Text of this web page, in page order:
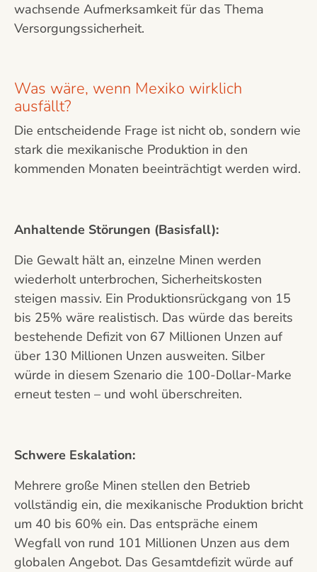
wachsende Aufmerksamkeit für das Thema
Versorgungssicherheit.
Was wäre, wenn Mexiko wirklich
ausfällt?
Die entscheidende Frage ist nicht ob, sondern wie
stark die mexikanische Produktion in den
kommenden Monaten beeinträchtigt werden wird.
Anhaltende Störungen (Basisfall):
Die Gewalt hält an, einzelne Minen werden
wiederholt unterbrochen, Sicherheitskosten
steigen massiv. Ein Produktionsrückgang von 15
bis 25% wäre realistisch. Das würde das bereits
bestehende Defizit von 67 Millionen Unzen auf
über 130 Millionen Unzen ausweiten. Silber
würde in diesem Szenario die 100-Dollar-Marke
erneut testen – und wohl überschreiten.
Schwere Eskalation:
Mehrere große Minen stellen den Betrieb
vollständig ein, die mexikanische Produktion bricht
um 40 bis 60% ein. Das entspräche einem
Wegfall von rund 101 Millionen Unzen aus dem
globalen Angebot. Das Gesamtdefizit würde auf